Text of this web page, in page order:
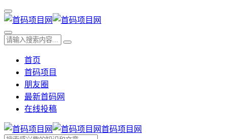
首页
首码项目
朋友圈
最新首码网
在线投稿
首码项目网